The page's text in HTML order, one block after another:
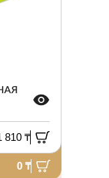
810 ₸
0 ₸